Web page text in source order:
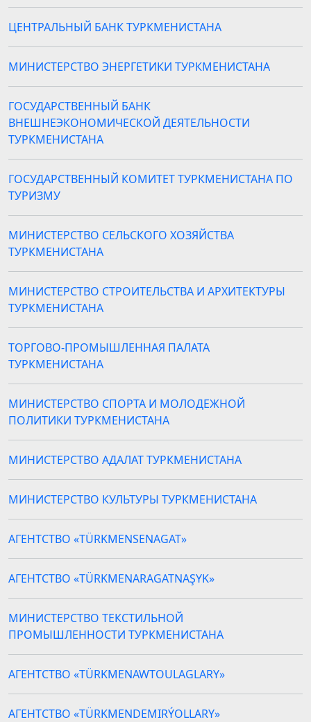
ЦЕНТРАЛЬНЫЙ БАНК ТУРКМЕНИСТАНА
МИНИСТЕРСТВО ЭНЕРГЕТИКИ ТУРКМЕНИСТАНА
ГОСУДАРСТВЕННЫЙ БАНК
ВНЕШНЕЭКОНОМИЧЕСКОЙ ДЕЯТЕЛЬНОСТИ
ТУРКМЕНИСТАНА
ГОСУДАРСТВЕННЫЙ КОМИТЕТ ТУРКМЕНИСТАНА ПО
ТУРИЗМУ
МИНИСТЕРСТВО СЕЛЬСКОГО ХОЗЯЙСТВА
ТУРКМЕНИСТАНА
МИНИСТЕРСТВО СТРОИТЕЛЬСТВА И АРХИТЕКТУРЫ
ТУРКМЕНИСТАНА
ТОРГОВО-ПРОМЫШЛЕННАЯ ПАЛАТА
ТУРКМЕНИСТАНА
МИНИСТЕРСТВО СПОРТА И МОЛОДЕЖНОЙ
ПОЛИТИКИ ТУРКМЕНИСТАНА
МИНИСТЕРСТВО АДАЛАТ ТУРКМЕНИСТАНА
МИНИСТЕРСТВО КУЛЬТУРЫ ТУРКМЕНИСТАНА
АГЕНТСТВО «TÜRKMENSENAGAT»
АГЕНТСТВО «TÜRKMENARAGATNAŞYK»
МИНИСТЕРСТВО ТЕКСТИЛЬНОЙ
ПРОМЫШЛЕННОСТИ ТУРКМЕНИСТАНА
АГЕНТСТВО «TÜRKMENAWTOULAGLARY»
АГЕНТСТВО «TÜRKMENDEMIRÝOLLARY»